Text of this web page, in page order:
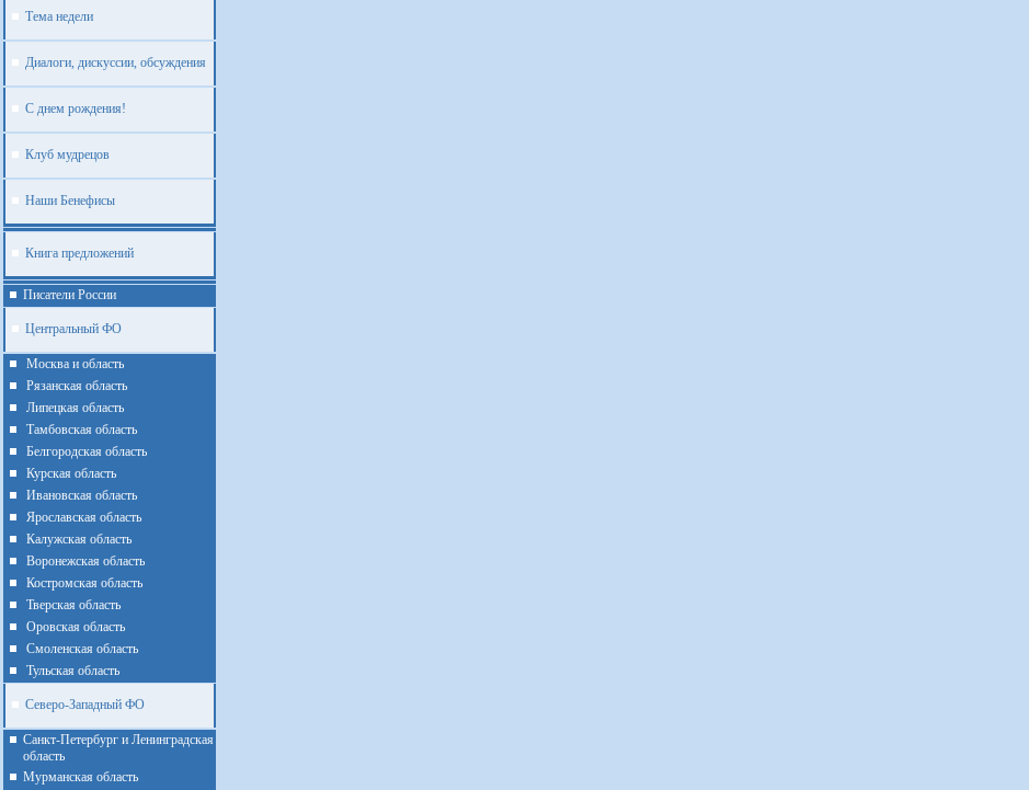
Тема недели
Диалоги, дискуссии, обсуждения
С днем рождения!
Клуб мудрецов
Наши Бенефисы
Книга предложений
Писатели России
Центральный ФО
Москва и область
Рязанская область
Липецкая область
Тамбовская область
Белгородская область
Курская область
Ивановская область
Ярославская область
Калужская область
Воронежская область
Костромская область
Тверская область
Оровская область
Смоленская область
Тульская область
Северо-Западный ФО
Санкт-Петербург и Ленинградская
область
Мурманская область